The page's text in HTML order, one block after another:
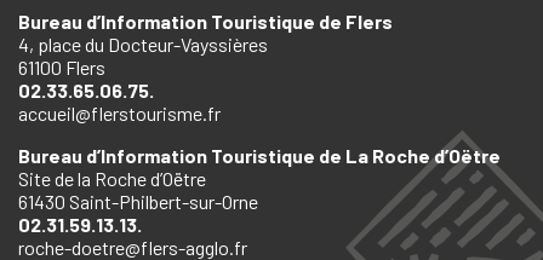
Bureau d’Information Touristique de Flers
4, place du Docteur-Vayssières
61100 Flers
02.33.65.06.75.
accueil@flerstourisme.fr
Bureau d’Information Touristique de La Roche d’Oëtre
Site de la Roche d’Oëtre
61430 Saint-Philbert-sur-Orne
02.31.59.13.13.
roche-doetre@flers-agglo.fr